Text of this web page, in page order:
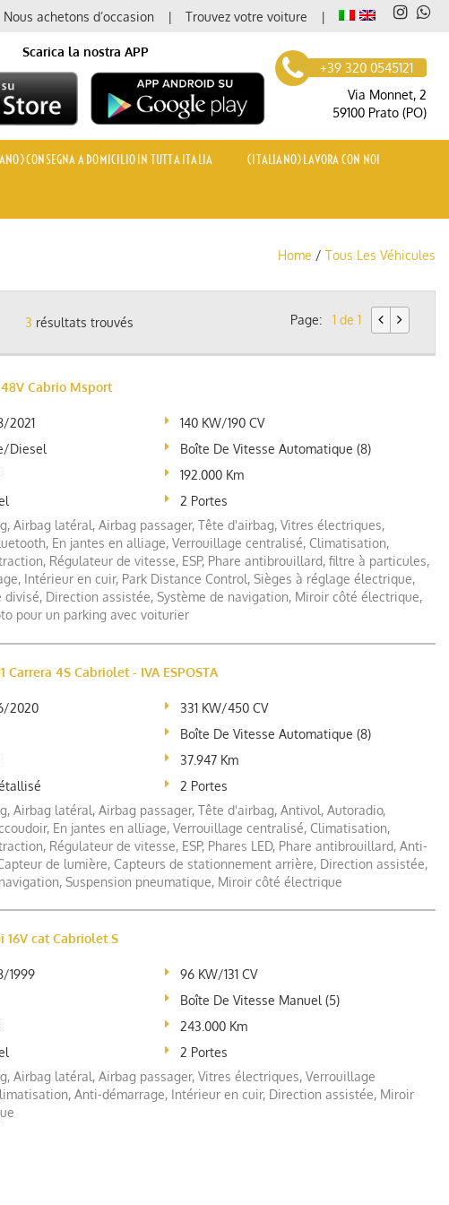
Nous achetons d’occasion Trouvez votre voiture
+39 320 0545121
Via Monnet, 2
59100 Prato (PO)
Scarica la nostra APP
CONSEGNA A DOMICILIO IN TUTTA ITALIA (ITALIANO) LAVORA CON NOI
Home / Tous Les Véhicules
3 résultats trouvés Page: 1 de 1
Cabrio Msport
2021
140 KW/190 CV
Diesel
Boîte De Vitesse Automatique (8)
192.000 Km
2 Portes
Airbag latéral, Airbag passager, Tête d'airbag, Vitres électriques,
En jantes en alliage, Verrouillage centralisé, Climatisation,
Régulateur de vitesse, ESP, Phare antibrouillard, filtre à particules,
Intérieur en cuir, Park Distance Control, Sièges à réglage électrique,
divisé, Direction assistée, Système de navigation, Miroir côté électrique,
pour un parking avec voiturier
Carrera 4S Cabriolet - IVA ESPOSTA
2020
331 KW/450 CV
Boîte De Vitesse Automatique (8)
37.947 Km
2 Portes
Airbag latéral, Airbag passager, Tête d'airbag, Antivol, Autoradio,
En jantes en alliage, Verrouillage centralisé, Climatisation,
Régulateur de vitesse, ESP, Phares LED, Phare antibrouillard, Anti-
de lumière, Capteurs de stationnement arrière, Direction assistée,
Suspension pneumatique, Miroir côté électrique
16V cat Cabriolet S
1999
96 KW/131 CV
Boîte De Vitesse Manuel (5)
243.000 Km
2 Portes
Airbag latéral, Airbag passager, Vitres électriques, Verrouillage
Anti-démarrage, Intérieur en cuir, Direction assistée, Miroir